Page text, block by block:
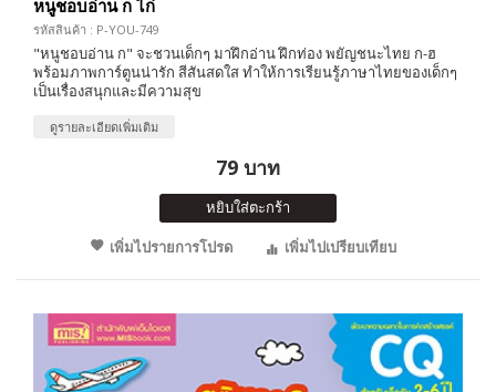
หนูชอบอ่าน ก ไก่
รหัสสินค้า : P-YOU-749
"หนูชอบอ่าน ก" จะชวนเด็กๆ มาฝึกอ่าน ฝึกท่อง พยัญชนะไทย ก-ฮ
พร้อมภาพการ์ตูนน่ารัก สีสันสดใส ทำให้การเรียนรู้ภาษาไทยของเด็กๆ
เป็นเรื่องสนุกและมีความสุข
ดูรายละเอียดเพิ่มเติม
79 บาท
หยิบใส่ตะกร้า
เพิ่มไปรายการโปรด
เพิ่มไปเปรียบเทียบ